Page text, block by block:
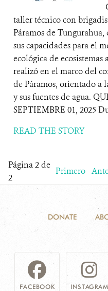
taller técnico con
Páramos de
sus capacidades para el
ecológica de ecosistemas
realizó en el marco del
de Páramos, orientado a
y sus fuentes de agua.
SEPTIEMBRE 01, 2025
READ THE STORY
Página 2 de
2
Primero
DONATE
FACEBOOK INSTAGRAM